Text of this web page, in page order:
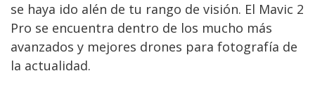
se haya ido alén de tu rango de visión. El Mavic 2
Pro se encuentra dentro de los mucho más
avanzados y mejores drones para fotografía de
la actualidad.